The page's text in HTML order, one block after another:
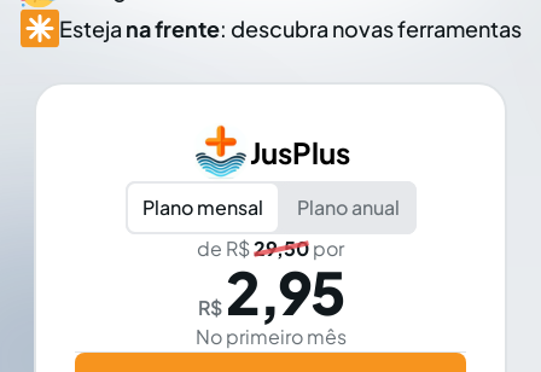
Esteja na frente: descubra novas ferramentas
JusPlus
Plano mensal
Plano anual
de R$29,50por
R$ 2,95
No primeiro mês